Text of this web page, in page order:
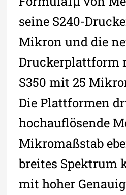
seine S240-
Mikron und die
Druckerplattform
S350 mit 25
Die Plattformen
hochauflösende
Mikromaßstab
breites Spektrum
mit hoher